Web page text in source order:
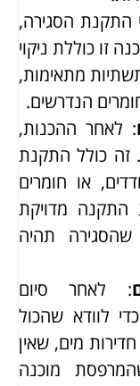
התקנת הסגירה,
זו כוללת ניקוי
מתאימות,
הנדרשים.
: לאחר ההכנות,
זה כולל התקנת
או חומרים
התקנה מדויקת
תהיה
: לאחר סיום
לוודא שהכול
מים, שאין
מוכנה